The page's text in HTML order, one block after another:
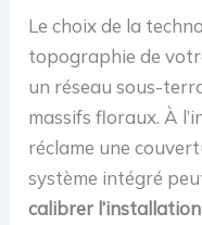
Le choix de la
topographie de
un réseau sous-
massifs floraux. À
réclame une
système intégré
calibrer